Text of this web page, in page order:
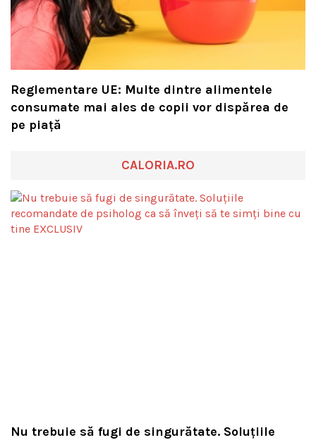
Reglementare UE: Multe dintre alimentele
consumate mai ales de copii vor dispărea de
pe piață
CALORIA.RO
Nu trebuie să fugi de singurătate. Soluțiile